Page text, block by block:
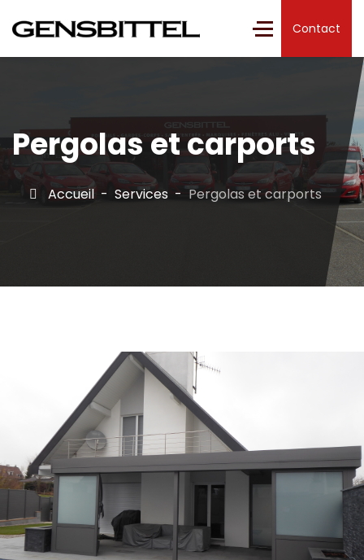
Contact
Pergolas et carports
Accueil Services Pergolas et carports